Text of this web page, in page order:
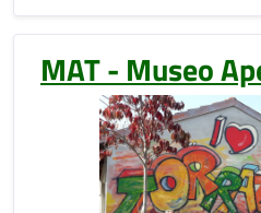
MAT - Museo